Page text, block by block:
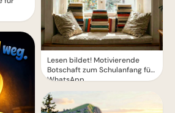
Lesen bildet! Motivierende
Botschaft zum Schulanfang für
WhatsApp